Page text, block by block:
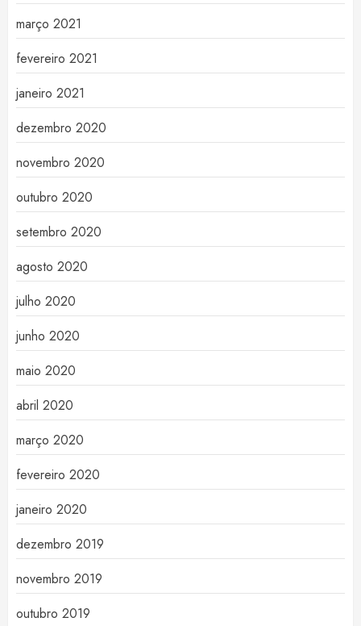
março 2021
fevereiro 2021
janeiro 2021
dezembro 2020
novembro 2020
outubro 2020
setembro 2020
agosto 2020
julho 2020
junho 2020
maio 2020
abril 2020
março 2020
fevereiro 2020
janeiro 2020
dezembro 2019
novembro 2019
outubro 2019